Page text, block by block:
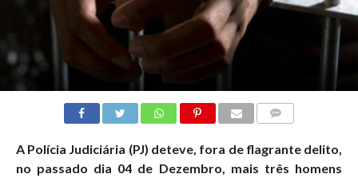
A Polícia Judiciária (PJ) deteve, fora de flagrante delito,
no passado dia 04 de Dezembro, mais três homens